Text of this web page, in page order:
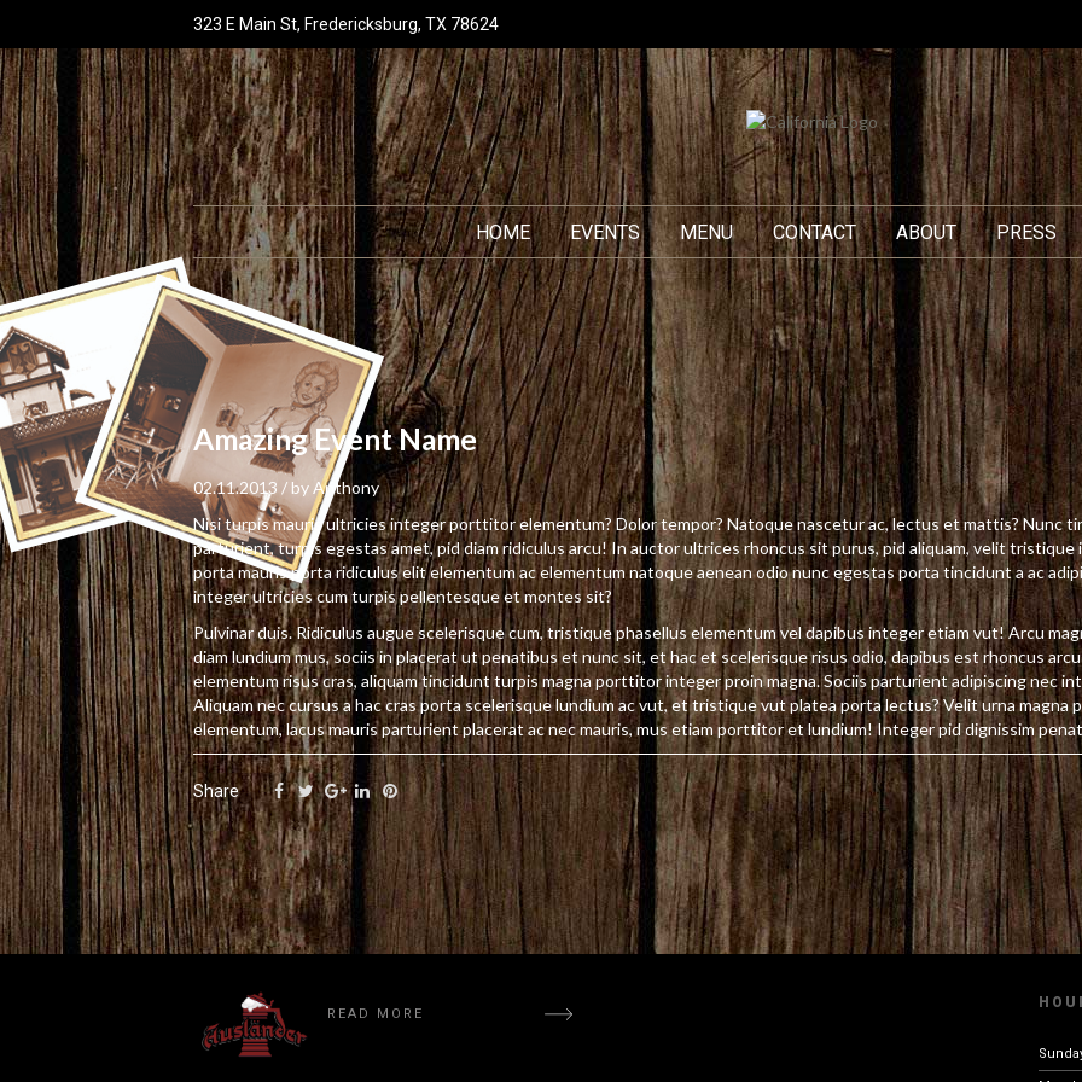
323 E Main St, Fredericksburg, TX 78624
HOME EVENTS MENU CONTACT ABOUT PRESS
Amazing Event Name
02.11.2013 / by Anthony
Nisi turpis mauris ultricies integer porttitor elementum? Dolor tempor? Natoque nascetur ac, lectus et mattis? Nunc
parturient, turpis egestas amet, pid diam ridiculus arcu! In auctor ultrices rhoncus sit purus, pid aliquam, velit
porta mauris porta ridiculus elit elementum ac elementum natoque aenean odio nunc egestas porta tincidunt a ac
integer ultricies cum turpis pellentesque et montes sit?
Pulvinar duis. Ridiculus augue scelerisque cum, tristique phasellus elementum vel dapibus integer etiam vut! Arcu
diam lundium mus, sociis in placerat ut penatibus et nunc sit, et hac et scelerisque risus odio, dapibus est rhoncus
elementum risus cras, aliquam tincidunt turpis magna porttitor integer proin magna. Sociis parturient adipiscing nec
Aliquam nec cursus a hac cras porta scelerisque lundium ac vut, et tristique vut platea porta lectus? Velit urna magna
elementum, lacus mauris parturient placerat ac nec mauris, mus etiam porttitor et lundium! Integer pid dignissim
Share
READ MORE